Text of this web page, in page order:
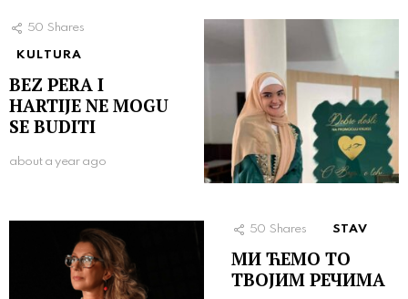
50 Shares
KULTURA
BEZ PERA I
HARTIJE NE MOGU
SE BUDITI
about a year ago
50 Shares STAV
МИ ЋЕМО ТО
ТВОЈИМ РЕЧИМА